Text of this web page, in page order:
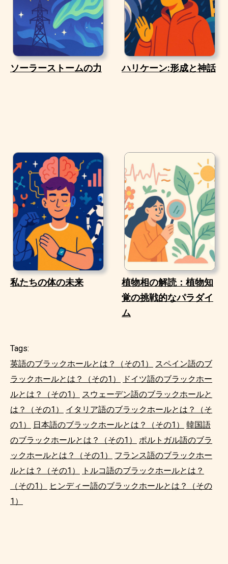
ソーラーストームの力 ハリケーン:形成と神話
私たちの体の未来
植物相の解読：植物知
覚の挑戦的なパラダイ
ム
Tags:
英語のブラックホールとは？（その1）
スペイン語のブ
ラックホールとは？（その1）
ドイツ語のブラックホー
ルとは？（その1）
スウェーデン語のブラックホールと
は？（その1）
イタリア語のブラックホールとは？（そ
の1）
日本語のブラックホールとは？（その1）
韓国語
のブラックホールとは？（その1）
ポルトガル語のブラ
ックホールとは？（その1）
フランス語のブラックホー
ルとは？（その1）
トルコ語のブラックホールとは？
（その1）
ヒンディー語のブラックホールとは？（その
1）